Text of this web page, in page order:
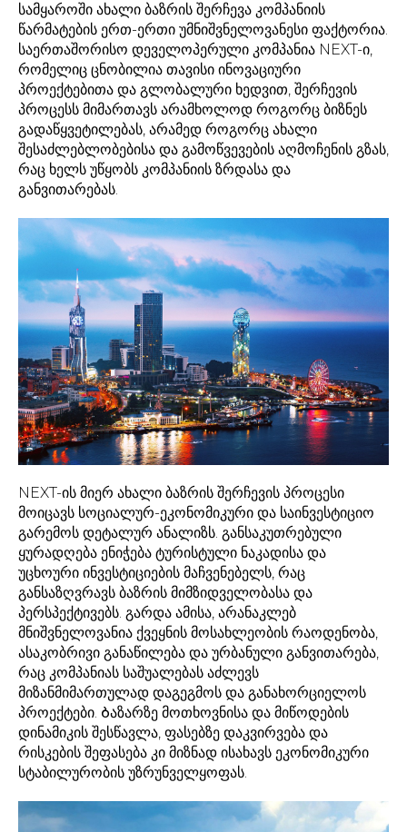
სამყაროში ახალი ბაზრის შერჩევა კომპანიის
წარმატების ერთ-ერთი უმნიშვნელოვანესი ფაქტორია.
საერთაშორისო დეველოპერული კომპანია NEXT-ი,
რომელიც ცნობილია თავისი ინოვაციური
პროექტებითა და გლობალური ხედვით, შერჩევის
პროცესს მიმართავს არამხოლოდ როგორც ბიზნეს
გადაწყვეტილებას, არამედ როგორც ახალი
შესაძლებლობებისა და გამოწვევების აღმოჩენის გზას,
რაც ხელს უწყობს კომპანიის ზრდასა და
განვითარებას.
​​NEXT-ის მიერ ახალი ბაზრის შერჩევის პროცესი
მოიცავს სოციალურ-ეკონომიკური და საინვესტიციო
გარემოს დეტალურ ანალიზს. განსაკუთრებული
ყურადღება ენიჭება ტურისტული ნაკადისა და
უცხოური ინვესტიციების მაჩვენებელს, რაც
განსაზღვრავს ბაზრის მიმზიდველობასა და
პერსპექტივებს. გარდა ამისა, არანაკლებ
მნიშვნელოვანია ქვეყნის მოსახლეობის რაოდენობა,
ასაკობრივი განაწილება და ურბანული განვითარება,
რაც კომპანიას საშუალებას აძლევს
მიზანმიმართულად დაგეგმოს და განახორციელოს
პროექტები. Ბაზარზე მოთხოვნისა და მიწოდების
დინამიკის შესწავლა, ფასებზე დაკვირვება და
რისკების შეფასება კი მიზნად ისახავს ეკონომიკური
სტაბილურობის უზრუნველყოფას.